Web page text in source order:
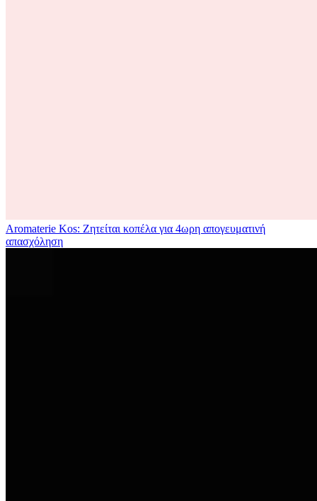
Aromaterie Kos: Ζητείται κοπέλα για 4ωρη απογευματινή
απασχόληση